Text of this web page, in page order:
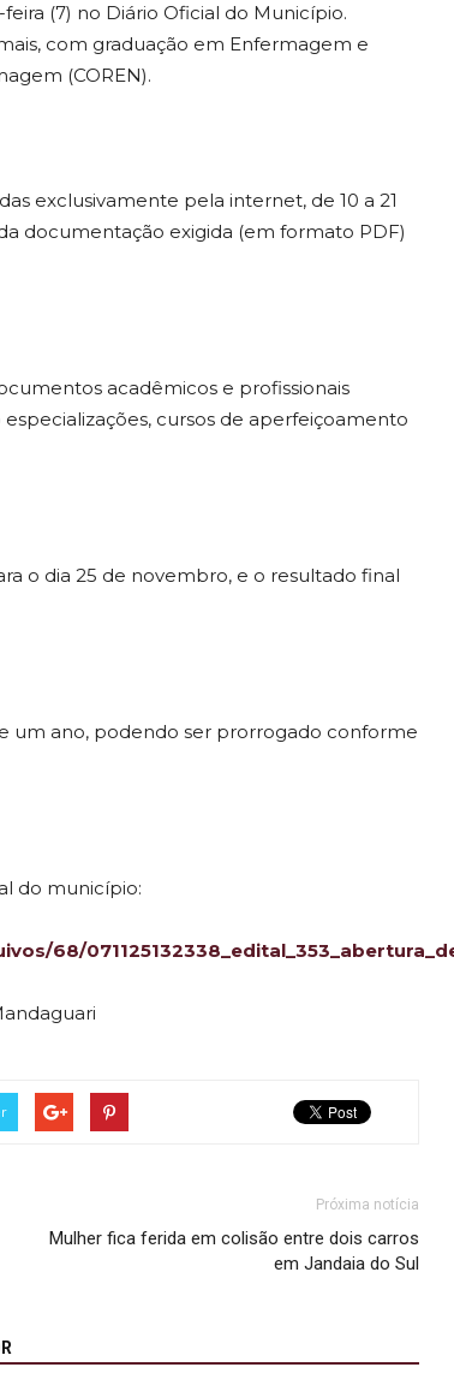
(7) no Diário Oficial do Município.
com graduação em Enfermagem e
(COREN).
exclusivamente pela internet, de 10 a 21
documentação exigida (em formato PDF)
acadêmicos e profissionais
cursos de aperfeiçoamento
o dia 25 de novembro, e o resultado final
um ano, podendo ser prorrogado conforme
do município:
68/
Próxima notícia
Mulher fica ferida em colisão entre dois carros
em Jandaia do Sul